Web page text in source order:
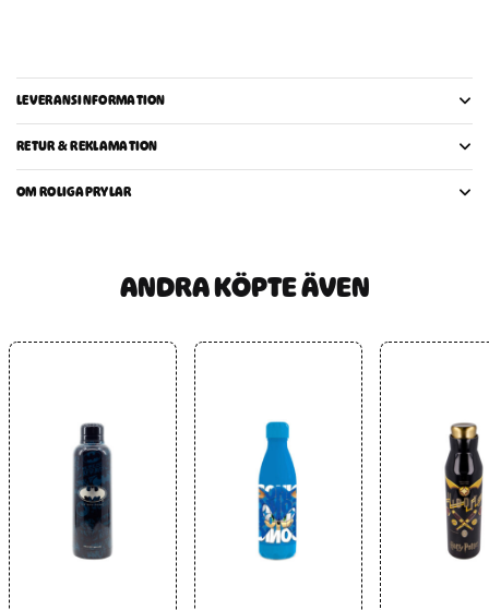
LEVERANSINFORMATION
RETUR & REKLAMATION
OM ROLIGAPRYLAR
ANDRA KÖPTE ÄVEN